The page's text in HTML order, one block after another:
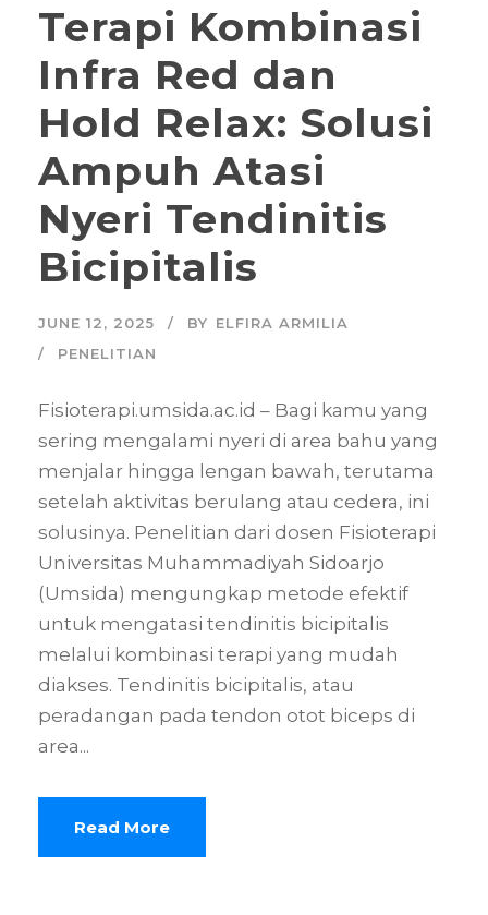
Terapi Kombinasi
Infra Red dan
Hold Relax: Solusi
Ampuh Atasi
Nyeri Tendinitis
Bicipitalis
JUNE 12, 2025 BY ELFIRA ARMILIA
PENELITIAN
Fisioterapi.umsida.ac.id – Bagi kamu yang
sering mengalami nyeri di area bahu yang
menjalar hingga lengan bawah, terutama
setelah aktivitas berulang atau cedera, ini
solusinya. Penelitian dari dosen Fisioterapi
Universitas Muhammadiyah Sidoarjo
(Umsida) mengungkap metode efektif
untuk mengatasi tendinitis bicipitalis
melalui kombinasi terapi yang mudah
diakses. Tendinitis bicipitalis, atau
peradangan pada tendon otot biceps di
area...
Read More